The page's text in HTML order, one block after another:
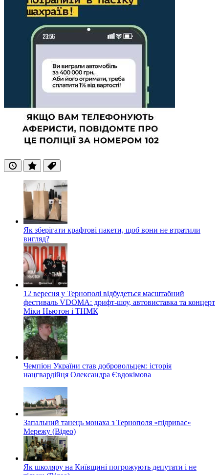
ОстанніПопулярні
Теги
Як зберігати крафтові пакети, щоб вони не втратили
вигляд?
12 вересня у Тернополі відбудеться масштабний
фестиваль VDOMA: дрифт-шоу, автовиставка та концерт
Міки Ньютон і ТНМК
Чемпіон України став добровольцем: історія
нацгвардійця Олександра Євдокімова
Запальний танець монаха з Тернополя «підриває»
Мережу (Відео)
Як школяру на Київщині погрожують депутати і не